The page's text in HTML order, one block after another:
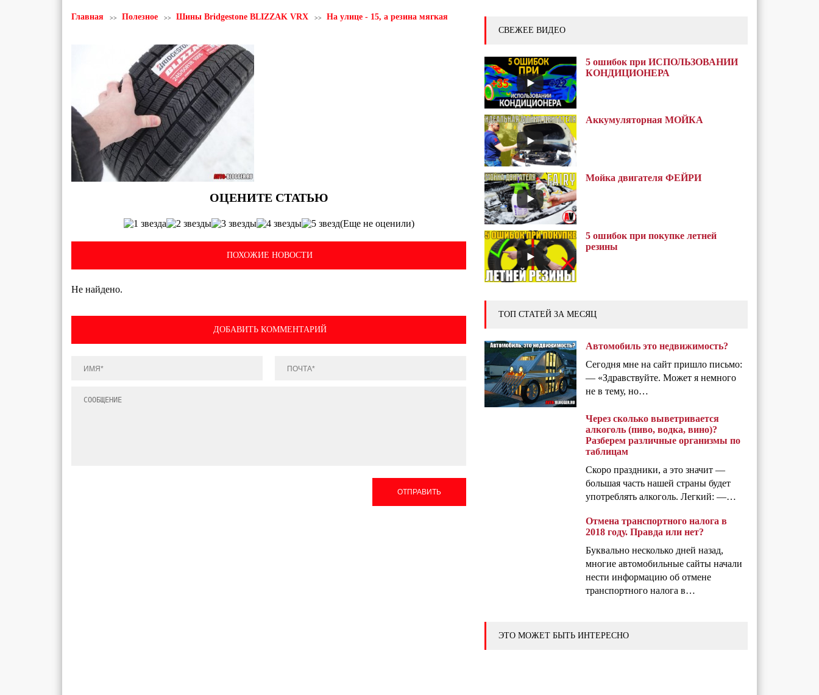
Главная Полезное Шины Bridgestone BLIZZAK VRX На улице - 15, а резина мягкая
(Еще не оценили)
ПОХОЖИЕ НОВОСТИ
Не найдено.
ДОБАВИТЬ КОММЕНТАРИЙ
ОТПРАВИТЬ
СВЕЖЕЕ ВИДЕО
5 ошибок при ИСПОЛЬЗОВАНИИ
КОНДИЦИОНЕРА
Аккумуляторная МОЙКА
Мойка двигателя ФЕЙРИ
5 ошибок при покупке летней
резины
ТОП СТАТЕЙ ЗА МЕСЯЦ
Автомобиль это недвижимость?
Сегодня мне на сайт пришло письмо:
— «Здравствуйте. Может я немного
не в тему, но…
Через сколько выветривается
алкоголь (пиво, водка, вино)?
Разберем различные организмы по
таблицам
Скоро праздники, а это значит —
большая часть нашей страны будет
употреблять алкоголь. Легкий: —…
Отмена транспортного налога в
2018 году. Правда или нет?
Буквально несколько дней назад,
многие автомобильные сайты начали
нести информацию об отмене
транспортного налога в…
ЭТО МОЖЕТ БЫТЬ ИНТЕРЕСНО